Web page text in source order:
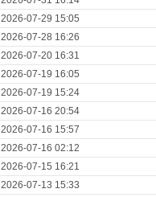
2026-07-29 15:05
2026-07-28 16:26
2026-07-20 16:31
2026-07-19 16:05
2026-07-19 15:24
2026-07-16 20:54
2026-07-16 15:57
2026-07-16 02:12
2026-07-15 16:21
2026-07-13 15:33